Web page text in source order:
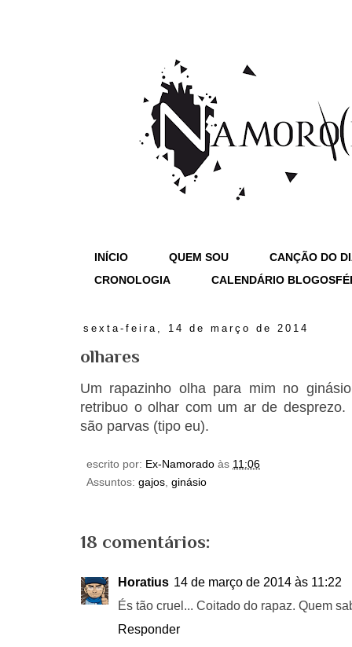
INÍCIO QUEM SOU
CANÇÃO DO
CRONOLOGIA
CALENDÁRIO
sexta-feira, 14 de março de 2014
olhares
Um rapazinho olha para mim no
retribuo o olhar com um ar de
são parvas (tipo eu).
escrito por: Ex-Namorado às 11:06
Assuntos: gajos ginásio
18 comentários:
Horatius 14 de março de 2014 às 11:22
És tão cruel... Coitado do rapaz. Quem
Responder